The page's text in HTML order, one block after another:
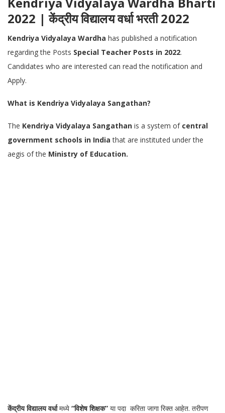
2022 | केंद्रीय विद्यालय वर्धा भरती 2022
Kendriya Vidyalaya Wardha has published a notification
regarding the Posts Special Teacher Posts in 2022.
Candidates who are interested can read the notification and
Apply.
What is Kendriya Vidyalaya Sangathan?
The Kendriya Vidyalaya Sangathan is a system ofcentral
government schools in India that are instituted under the
aegis of the Ministry of Education.
केंद्रीय विद्यालय वर्धामध्ये “विशेष शिक्षक” या पदा करिता जागा रिक्त आहेत. तरीपण